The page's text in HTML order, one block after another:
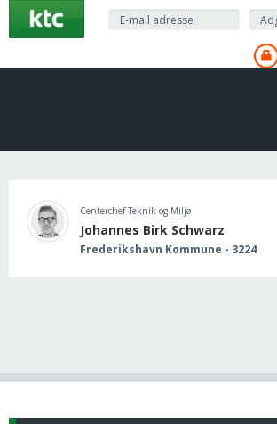
hovedindhold
Centerchef Teknik og Miljø
Johannes Birk Schwarz
Frederikshavn Kommune - 3224